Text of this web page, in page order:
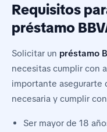
Requisitos
préstamo
Solicitar un préstamo
necesitas cumplir con
importante asegurarte
necesaria y cumplir
Ser mayor de 18